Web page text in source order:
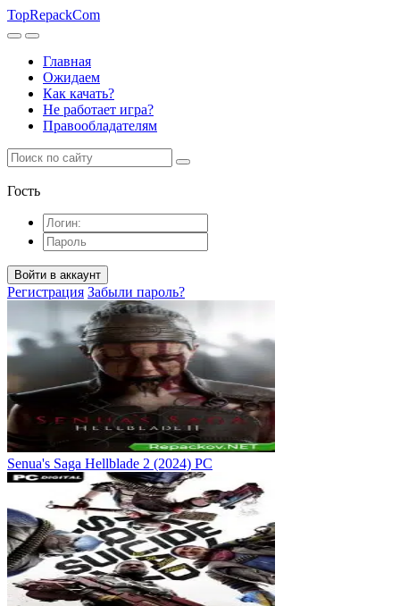
TopRepackCom
Главная
Ожидаем
Как качать?
Не работает игра?
Правообладателям
Гость
Войти в аккаунт
Регистрация Забыли пароль?
Senua's Saga Hellblade 2 (2024) PC